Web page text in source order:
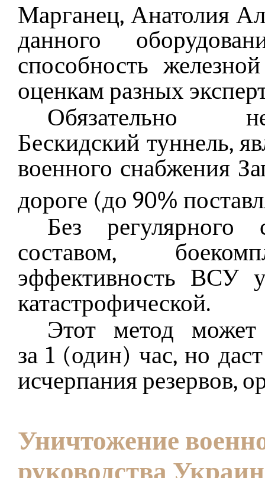
Марганец, Анатолия
данного
способность
оценкам разных
Обязательно
Бескидский туннель,
военного снабжения
дороге (до 90%
Без
составом,
эффективность ВСУ
катастрофической.
Этот метод может
за 1 (один) час, но
исчерпания резервов,
Уничтожение
руководства